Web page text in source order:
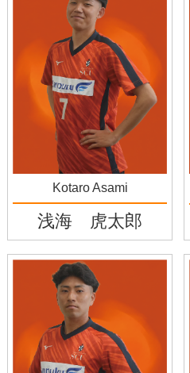
Kotaro Asami
浅海 虎太郎